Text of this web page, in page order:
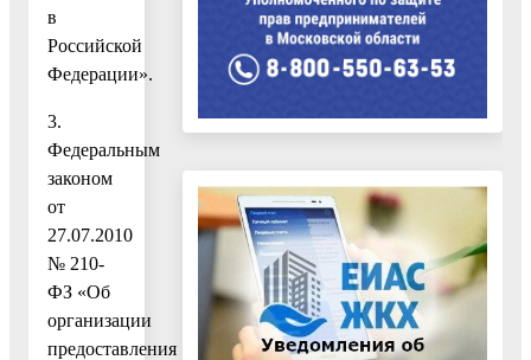
в
Российской
Федерации».
3.
Федеральным
законом
от
27.07.2010
№ 210-
ФЗ «Об
организации
предоставления